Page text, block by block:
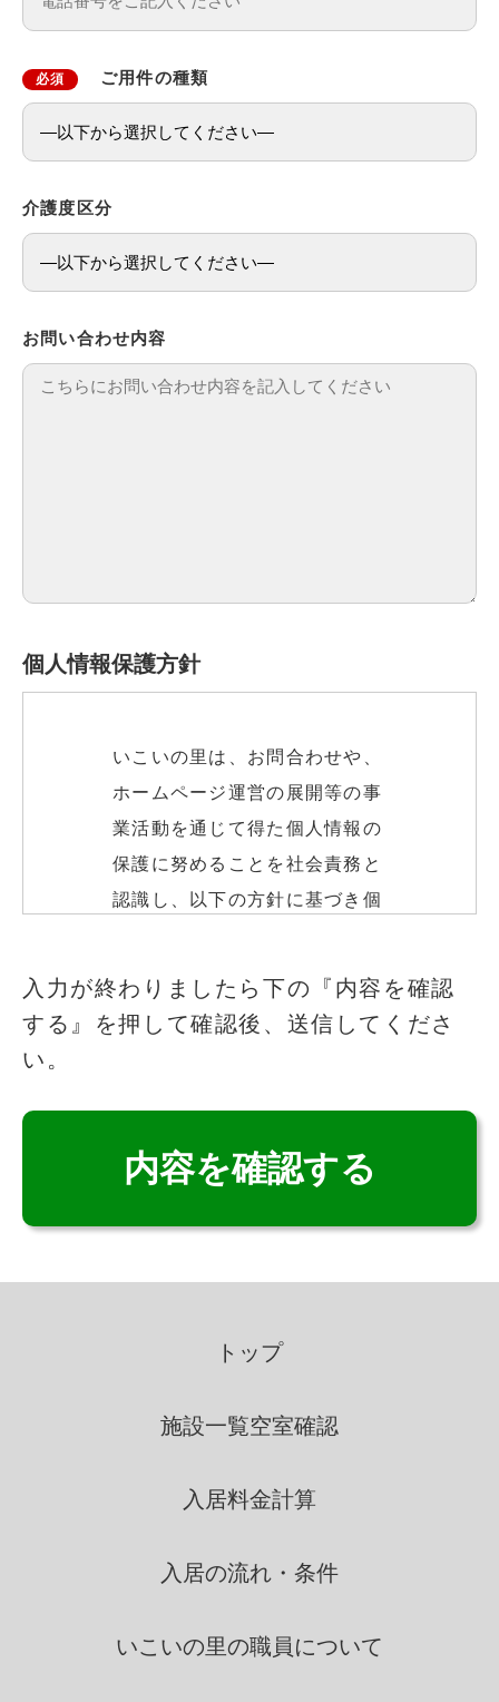
必須 ご用件の種類
介護度区分
お問い合わせ内容
個人情報保護方針
いこいの里は、お問合わせや、
ホームページ運営の展開等の事
業活動を通じて得た個人情報の
保護に努めることを社会責務と
認識し、以下の方針に基づき個
個人情報の取得
致します。
個人情報の利用
の際に示した利用目的の範囲
者間との間で共同利用し、ま
者に依託する場合には、当該
第三者につき厳正な調査を行
ために、適正な監督を行いま
このフィールドは空のままにしてください
入力が終わりましたら下の『内容を確認
する』を押して確認後、送信してくださ
い。
トップ
施設一覧空室確認
入居料金計算
入居の流れ・条件
いこいの里の職員について